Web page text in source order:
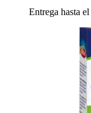
Entrega hasta